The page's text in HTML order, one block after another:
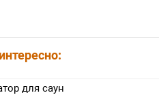
для саун